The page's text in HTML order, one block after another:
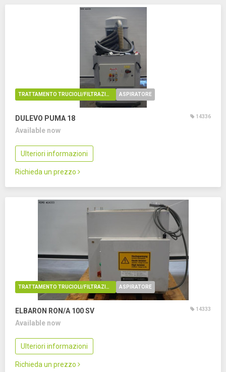
TRATTAMENTO TRUCIOLI/FILTRAZIONE OLIO ASPIRATORE
DULEVO PUMA 18 14336
Available now
Ulteriori informazioni
Richieda un prezzo
TRATTAMENTO TRUCIOLI/FILTRAZIONE OLIO ASPIRATORE
ELBARON RON/A 100 SV 14333
Available now
Ulteriori informazioni
Richieda un prezzo